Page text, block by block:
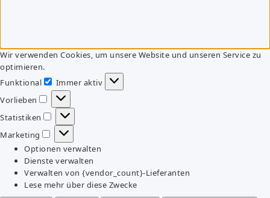
Wir verwenden Cookies, um unsere Website und unseren Service zu
optimieren.
Funktional
Funktional
Immer aktiv
Vorlieben
Vorlieben
Statistiken
Statistiken
Marketing
Marketing
Optionen verwalten
Dienste verwalten
Verwalten von {vendor_count}-Lieferanten
Lese mehr über diese Zwecke